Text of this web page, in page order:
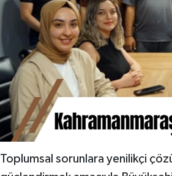
Toplumsal sorunlara yenilikçi